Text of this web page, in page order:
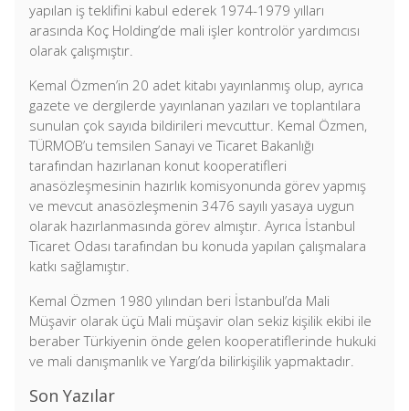
yapılan iş teklifini kabul ederek 1974-1979 yılları
arasında Koç Holding’de mali işler kontrolör yardımcısı
olarak çalışmıştır.
Kemal Özmen’in 20 adet kitabı yayınlanmış olup, ayrıca
gazete ve dergilerde yayınlanan yazıları ve toplantılara
sunulan çok sayıda bildirileri mevcuttur. Kemal Özmen,
TÜRMOB’u temsilen Sanayi ve Ticaret Bakanlığı
tarafından hazırlanan konut kooperatifleri
anasözleşmesinin hazırlık komisyonunda görev yapmış
ve mevcut anasözleşmenin 3476 sayılı yasaya uygun
olarak hazırlanmasında görev almıştır. Ayrıca İstanbul
Ticaret Odası tarafından bu konuda yapılan çalışmalara
katkı sağlamıştır.
Kemal Özmen 1980 yılından beri İstanbul’da Mali
Müşavir olarak üçü Mali müşavir olan sekiz kişilik ekibi ile
beraber Türkiyenin önde gelen kooperatiflerinde hukuki
ve mali danışmanlık ve Yargı’da bilirkişilik yapmaktadır.
Son Yazılar